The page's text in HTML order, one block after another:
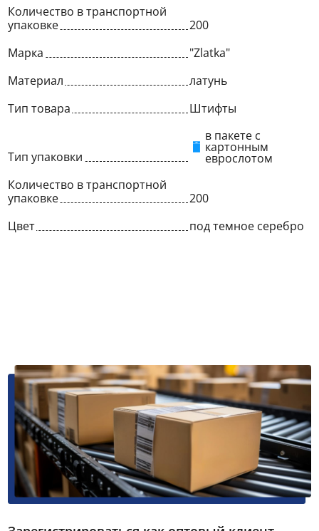
Количество в транспортной
упаковке
200
Марка
"Zlatka"
Материал
латунь
Тип товара
Штифты
Тип упаковки
в пакете с
картонным
еврослотом
Количество в транспортной
упаковке
200
Цвет
под темное серебро